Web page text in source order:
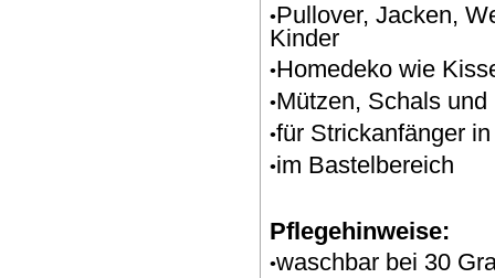
•Pullover, Jacken,
Kinder
•Homedeko wie
•Mützen, Schals
•für Strickanfänger
•im Bastelbereich
Pflegehinweise:
•waschbar bei 30